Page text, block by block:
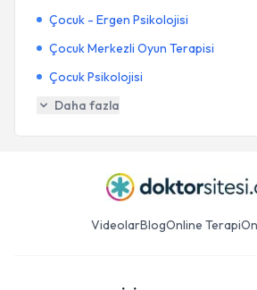
Çocuk - Ergen Psikolojisi
Çocuk Merkezli Oyun Terapisi
Çocuk Psikolojisi
Daha fazla
VideolarBlogOnline Terapi